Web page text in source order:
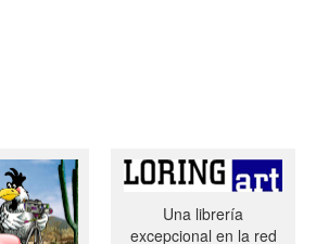
Una librería
excepcional en la red